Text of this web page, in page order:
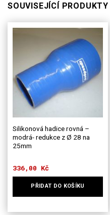
SOUVISEJÍCÍ PRODUKTY
Silikonová hadice rovná –
modrá- redukce z Ø 28 na
25mm
336,00 Kč
PŘIDAT DO KOŠÍKU